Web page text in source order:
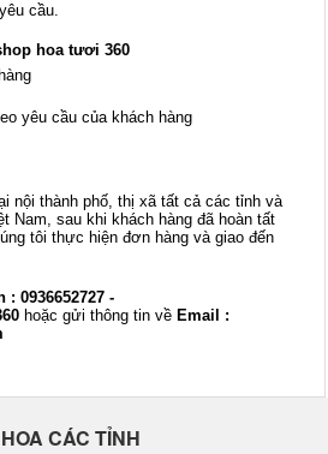
cầu.
hoa tươi 360
yêu cầu của khách hàng
nội thành phố, thị xã tất cả các tỉnh và
Nam, sau khi khách hàng đã hoàn tất
tôi thực hiện đơn hàng và giao đến
: 0936652727 -
hoặc gửi thông tin về Email :
CÁC TỈNH